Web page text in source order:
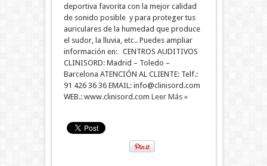
deportiva favorita con la mejor calidad
de sonido posible y para proteger tus
auriculares de la humedad que produce
el sudor, la lluvia, etc.. Puedes ampliar
información en: CENTROS AUDITIVOS
CLINISORD: Madrid – Toledo –
Barcelona ATENCIÓN AL CLIENTE: Telf.:
91 426 36 36 EMAIL: info@clinisord.com
WEB.: www.clinisord.com Leer Más »